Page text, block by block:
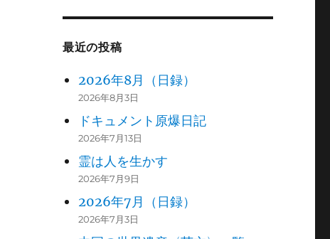
最近の投稿
2026年8月（日録）
2026年8月3日
ドキュメント原爆日記
2026年7月13日
霊は人を生かす
2026年7月9日
2026年7月（日録）
2026年7月3日